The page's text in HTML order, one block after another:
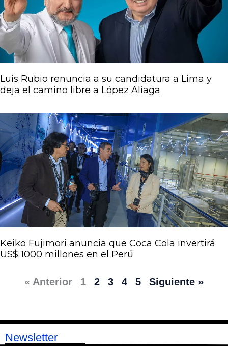
Luis Rubio renuncia a su candidatura a Lima y
deja el camino libre a López Aliaga
Keiko Fujimori anuncia que Coca Cola invertirá
US$ 1000 millones en el Perú
« Anterior 1 2 3 4 5 Siguiente »
Newsletter